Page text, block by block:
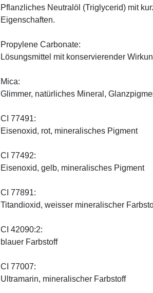
Pflanzliches Neutralöl (Triglycerid) mit
Eigenschaften.
Propylene Carbonate:
Lösungsmittel mit konservierender
Mica:
Glimmer, natürliches Mineral,
CI 77491:
Eisenoxid, rot, mineralisches Pigment
CI 77492:
Eisenoxid, gelb, mineralisches Pigment
CI 77891:
Titandioxid, weisser mineralischer
CI 42090:2:
blauer Farbstoff
CI 77007:
Ultramarin, mineralischer Farbstoff